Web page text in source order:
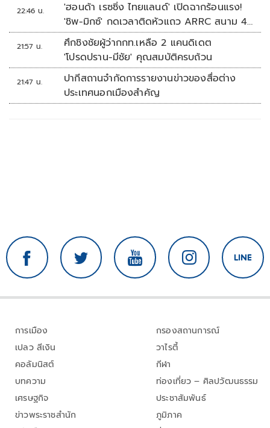
22:46 น.
'ฮอนด้า เรซซิ่ง ไทยแลนด์' เปิดฉากร้อนแรง!
'ชิพ-มิกซ์' กดเวลาติดหัวแถว ARRC สนาม 4
ที่มัลดาลิกา
21:57 น.
ศึกชิงชัยผู้ว่ากกท.เหลือ 2 แคนดิเดต
'โปรดปราน-มีชัย' คุณสมบัติครบถ้วน
21:47 น.
ปากีสถานจำกัดการรายงานข่าวของสื่อต่าง
ประเทศนอกเมืองสำคัญ
การเมือง
เปลว สีเงิน
คอลัมนิสต์
บทความ
เศรษฐกิจ
ข่าวพระราชสำนัก
กรองสถานการณ์
วาไรตี้
กีฬา
ท่องเที่ยว – ศิลปวัฒนธรรม
ประชาสัมพันธ์
ภูมิภาค